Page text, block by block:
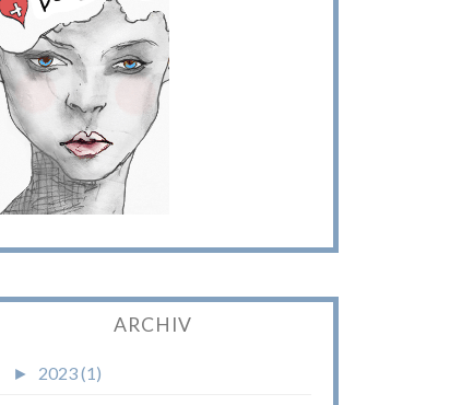
ARCHIV
► 2023 (1)